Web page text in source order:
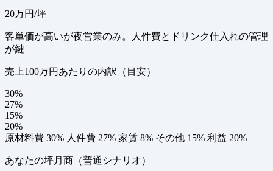
20万円/坪
客単価が高いが夜営業のみ。人件費とドリンク仕入れの管理
が鍵
売上100万円あたりの内訳（目安）
30%
27%
15%
20%
原材料費 30% 人件費 27% 家賃 8% その他 15% 利益 20%
あなたの坪月商（普通シナリオ）